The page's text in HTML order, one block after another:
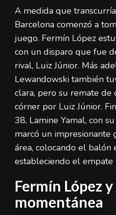
A medida que
Barcelona comenzó a
juego. Fermín López
con un disparo que fue
rival, Luiz Júnior. Más
Lewandowski también
clara, pero su remate de
córner por Luiz Júnior.
38, Lamine Yamal, con
marcó un
área, colocando el balón
estableciendo el empate
Fermín López
momentánea